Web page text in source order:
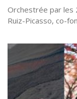
Orchestrée par les
Ruiz-Picasso, co-